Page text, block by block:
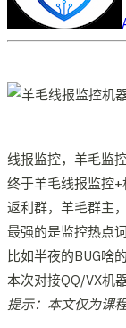
线报监控，羊毛监
终于羊毛线报监控+
返利群，羊毛群主
最强的是监控热点
比如半夜的BUG啥
本次对接QQ/VX机
提示：本文仅为课